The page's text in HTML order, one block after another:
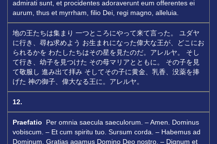
admirati sunt, et procidentes adoraverunt eum offerentes ei
aurum, thus et myrrham, filio Dei, regi magno, alleluia.
地の王たちは集まり 一つところにやって来て言った。 ユダヤ
に行き、尋ね求めよう お生まれになった偉大な王が、どこにお
られるかを わたしたちはその星を見たのだ。アレルヤ。 そし
て行き、幼子を見つけた その母マリアとともに。 その子を見
て敬服し 進み出て拝み そしてその子に黄金、乳香、没薬を捧
げた 神の御子、偉大なる王に。アレルヤ。
12.
Praefatio Per omnia saecula saeculorum. – Amen. Dominus
vobiscum. – Et cum spiritu tuo. Sursum corda. – Habemus ad
Dominum. Gratias agamus Domino Deo nostro. – Dignum et